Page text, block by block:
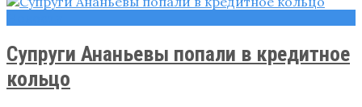
Супруги Ананьевы попали в кредитное
кольцо